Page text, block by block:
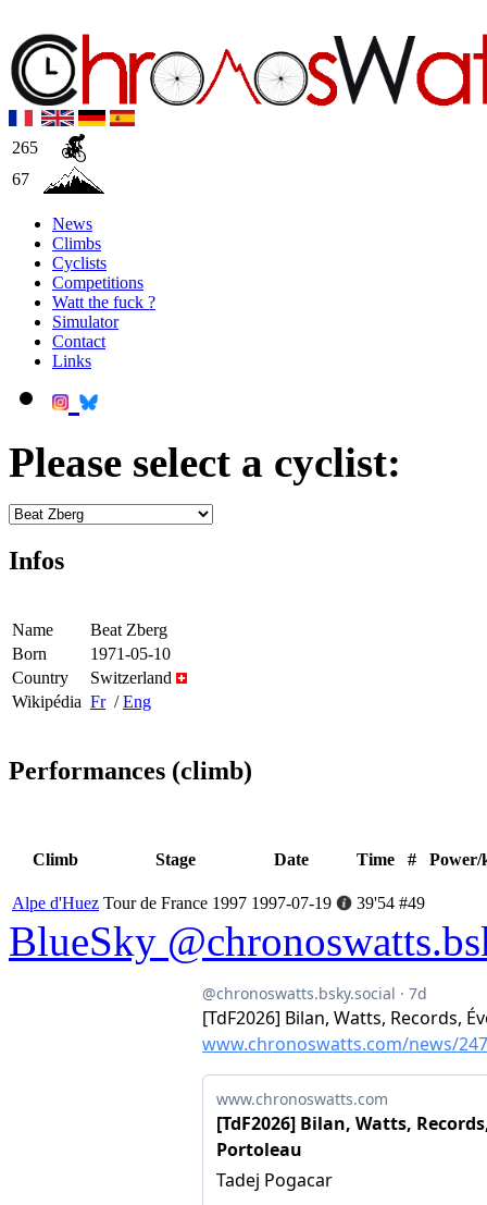
265
67
News
Climbs
Cyclists
Competitions
Watt the fuck ?
Simulator
Contact
Links
Please select a cyclist:
Infos
Name
Beat Zberg
Born
1971-05-10
Country
Switzerland
Wikipédia Fr/Eng
Performances (climb)
Climb Stage Date Time # Power/
Alpe d'Huez Tour de France 1997 1997-07-19 39'54 #49
BlueSky